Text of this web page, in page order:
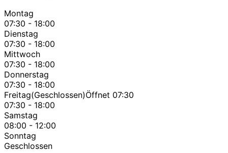
Montag
07:30 - 18:00
Dienstag
07:30 - 18:00
Mittwoch
07:30 - 18:00
Donnerstag
07:30 - 18:00
Freitag(Geschlossen)Öffnet 07:30
07:30 - 18:00
Samstag
08:00 - 12:00
Sonntag
Geschlossen